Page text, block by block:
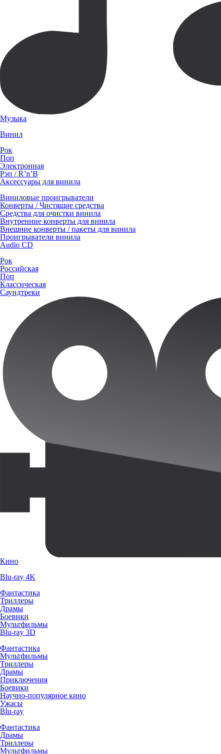
Музыка
Винил
Рок
Поп
Электронная
Рэп / R’n’B
Аксессуары для винила
Виниловые проигрыватели
Конверты / Чистящие средства
Средства для очистки винила
Внутренние конверты для винила
Внешние конверты / пакеты для винила
Проигрыватели винила
Audio CD
Рок
Российская
Поп
Классическая
Саундтреки
Кино
Blu-ray 4K
Фантастика
Триллеры
Драмы
Боевики
Мультфильмы
Blu-ray 3D
Фантастика
Мультфильмы
Триллеры
Драмы
Приключения
Боевики
Научно-популярное кино
Ужасы
Blu-ray
Фантастика
Драмы
Триллеры
Мультфильмы